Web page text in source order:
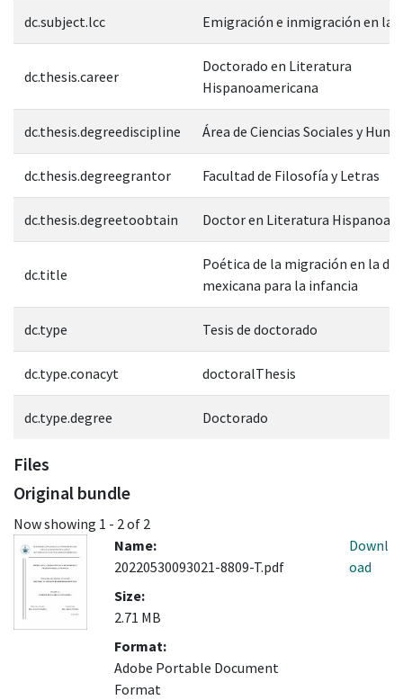
dc.subject.lcc Emigración e inmigración en la
dc.thesis.career
Doctorado en Literatura
Hispanoamericana
dc.thesis.degreediscipline Área de Ciencias Sociales y
dc.thesis.degreegrantor Facultad de Filosofía y Letras
dc.thesis.degreetoobtain Doctor en Literatura
dc.title
Poética de la migración en la
mexicana para la infancia
dc.type Tesis de doctorado
dc.type.conacyt doctoralThesis
dc.type.degree Doctorado
Files
Original bundle
Now showing 1 - 2 of 2
Name:
20220530093021-8809-T.pdf
Size:
2.71 MB
Format:
Adobe Portable Document
Format
Downl
oad